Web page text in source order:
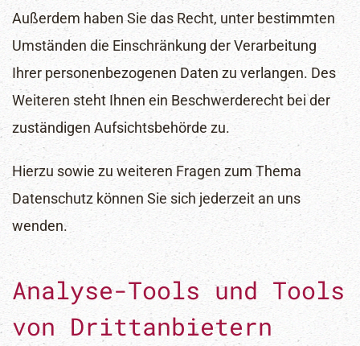
Außerdem haben Sie das Recht, unter bestimmten
Umständen die Einschränkung der Verarbeitung
Ihrer personenbezogenen Daten zu verlangen. Des
Weiteren steht Ihnen ein Beschwerderecht bei der
zuständigen Aufsichtsbehörde zu.
Hierzu sowie zu weiteren Fragen zum Thema
Datenschutz können Sie sich jederzeit an uns
wenden.
Analyse-Tools und Tools
von Dritt­anbietern